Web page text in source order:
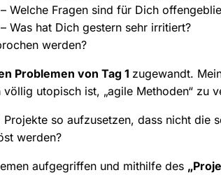
– Welche Fragen sind für Dich
– Was hat Dich gestern sehr irritiert?
werden?
Problemen von Tag 1 zugewandt.
utopisch ist, „agile Methoden“ zu
so aufzusetzen, dass nicht die
werden?
aufgegriffen und mithilfe des